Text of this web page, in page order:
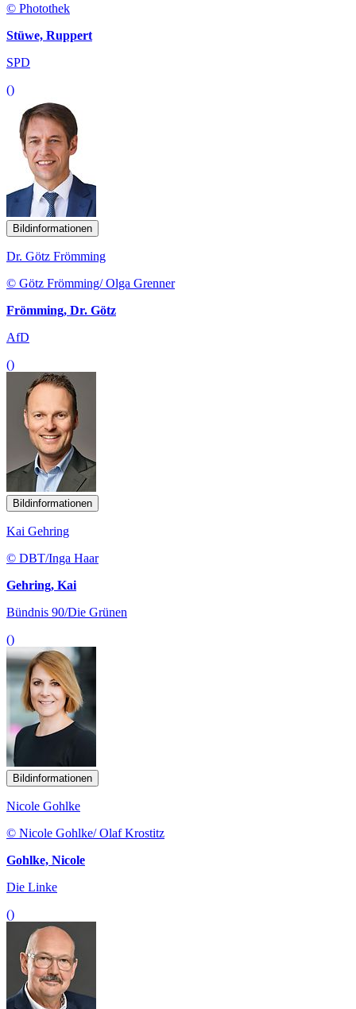
© Photothek
Stüwe, Ruppert
SPD
()
Bildinformationen
Dr. Götz Frömming
© Götz Frömming/ Olga Grenner
Frömming, Dr. Götz
AfD
()
Bildinformationen
Kai Gehring
© DBT/Inga Haar
Gehring, Kai
Bündnis 90/Die Grünen
()
Bildinformationen
Nicole Gohlke
© Nicole Gohlke/ Olaf Krostitz
Gohlke, Nicole
Die Linke
()